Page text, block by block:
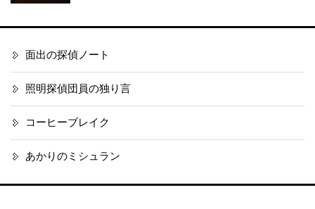
面出の探偵ノート
照明探偵団員の独り言
コーヒーブレイク
あかりのミシュラン